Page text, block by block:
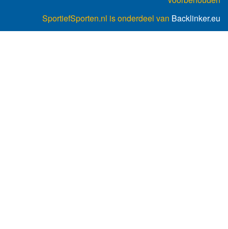
SportiefSporten.nl is onderdeel van Backlinker.eu